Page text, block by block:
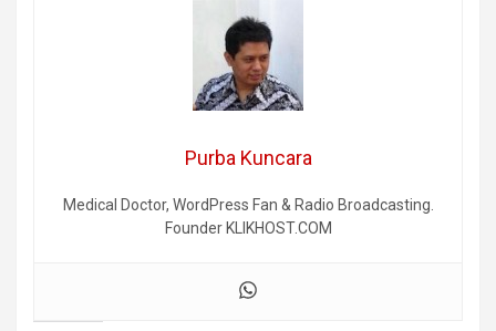
Purba Kuncara
Medical Doctor, WordPress Fan & Radio Broadcasting.
Founder KLIKHOST.COM